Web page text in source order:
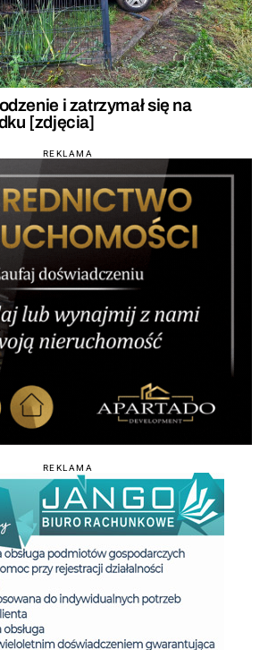
i zatrzymał się na
[zdjęcia]
REKLAMA
REKLAMA